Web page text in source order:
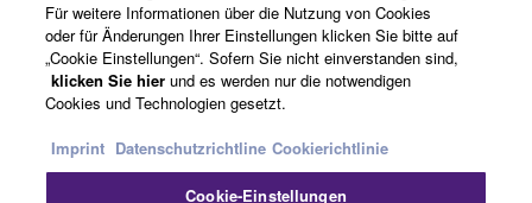
Österreich - German
Für weitere Informationen über die Nutzung von Cookies
oder für Änderungen Ihrer Einstellungen klicken Sie bitte auf
„Cookie Einstellungen“. Sofern Sie nicht einverstanden sind,
klicken Sie hier und es werden nur die notwendigen
Cookies und Technologien gesetzt.
Imprint Datenschutzrichtline Cookierichtlinie
Cookie-Einstellungen